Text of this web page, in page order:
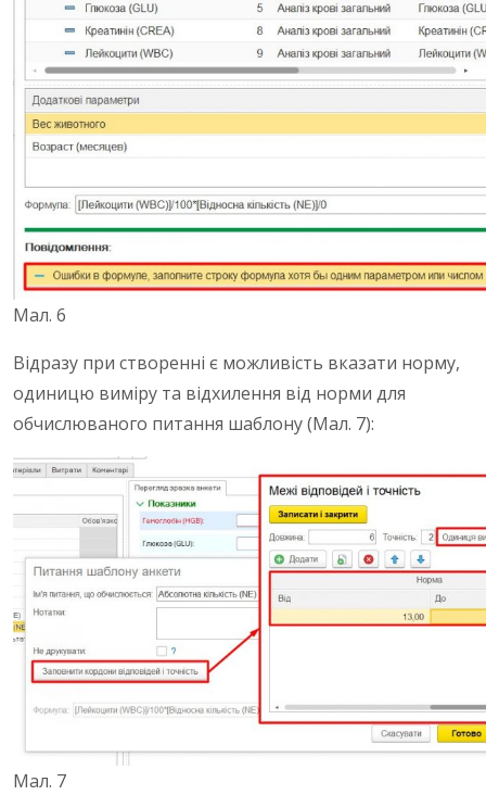
Мал. 6
Відразу при створенні є можливість вказати норму,
одиницю виміру та відхилення від норми для
обчислюваного питання шаблону (Мал. 7):
Мал. 7